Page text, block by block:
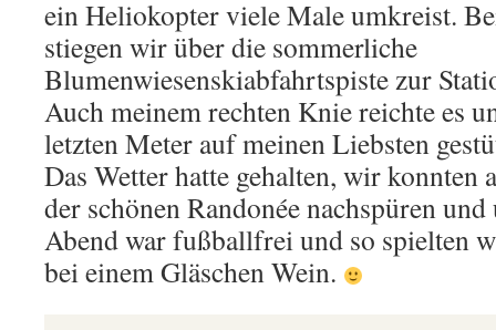
ein Heliokopter viele Male umkreist.
stiegen wir über die sommerliche
Blumenwiesenskiabfahrtspiste zur
Auch meinem rechten Knie reichte es
letzten Meter auf meinen Liebsten
Das Wetter hatte gehalten, wir konnten
der schönen Randonée nachspüren
Abend war fußballfrei und so spielten
bei einem Gläschen Wein.